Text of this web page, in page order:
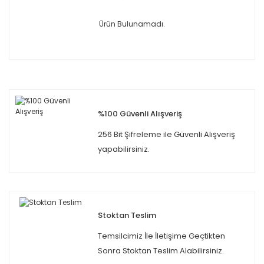
Ürün Bulunamadı.
%100 Güvenli Alışveriş
256 Bit Şifreleme ile Güvenli Alışveriş
yapabilirsiniz.
Stoktan Teslim
Temsilcimiz İle İletişime Geçtikten
Sonra Stoktan Teslim Alabilirsiniz.